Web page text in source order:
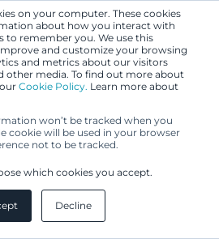
on your computer. These cookies
about how you interact with
to remember you. We use this
and customize your browsing
and metrics about our visitors
other media. To find out more about
Cookie Policy. Learn more about
won’t be tracked when you
cookie will be used in your browser
not to be tracked.
which cookies you accept.
Decline
sopimaton
Euroopasta